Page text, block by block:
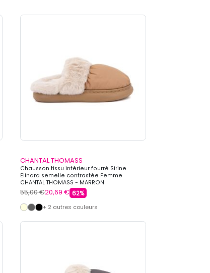
CHANTAL THOMASS
Chausson tissu intérieur fourré Sirine
Elinara semelle contrastée Femme
CHANTAL THOMASS - MARRON
55,00 €20,69 € 62%
+ 2 autres couleurs